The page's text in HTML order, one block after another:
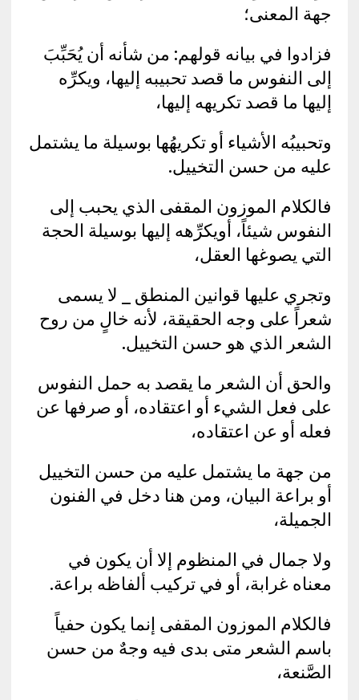
جهة المعنى؛
فزادوا في بيانه قولهم: من شأنه أن يُحَبِّبَ
إلى النفوس ما قصد تحبيبه إليها، ويكرِّه
إليها ما قصد تكريهه إليها،
وتحبيبُه الأشياء أو تكريهُها بوسيلة ما يشتمل
عليه من حسن التخييل.
فالكلام الموزون المقفى الذي يحبب إلى
النفوس شيئاً، أويكرِّهه إليها بوسيلة الحجة
التي يصوغها العقل،
وتجري عليها قوانين المنطق _ لا يسمى
شعراً على وجه الحقيقة، لأنه خالٍ من روح
الشعر الذي هو حسن التخييل.
والحق أن الشعر ما يقصد به حمل النفوس
على فعل الشيء أو اعتقاده، أو صرفها عن
فعله أو عن اعتقاده،
من جهة ما يشتمل عليه من حسن التخييل
أو براعة البيان، ومن هنا دخل في الفنون
الجميلة،
ولا جمال في المنظوم إلا أن يكون في
معناه غرابة، أو في تركيب ألفاظه براعة.
فالكلام الموزون المقفى إنما يكون حفياً
باسم الشعر متى بدى فيه وجهٌ من حسن
الصَّنعة،